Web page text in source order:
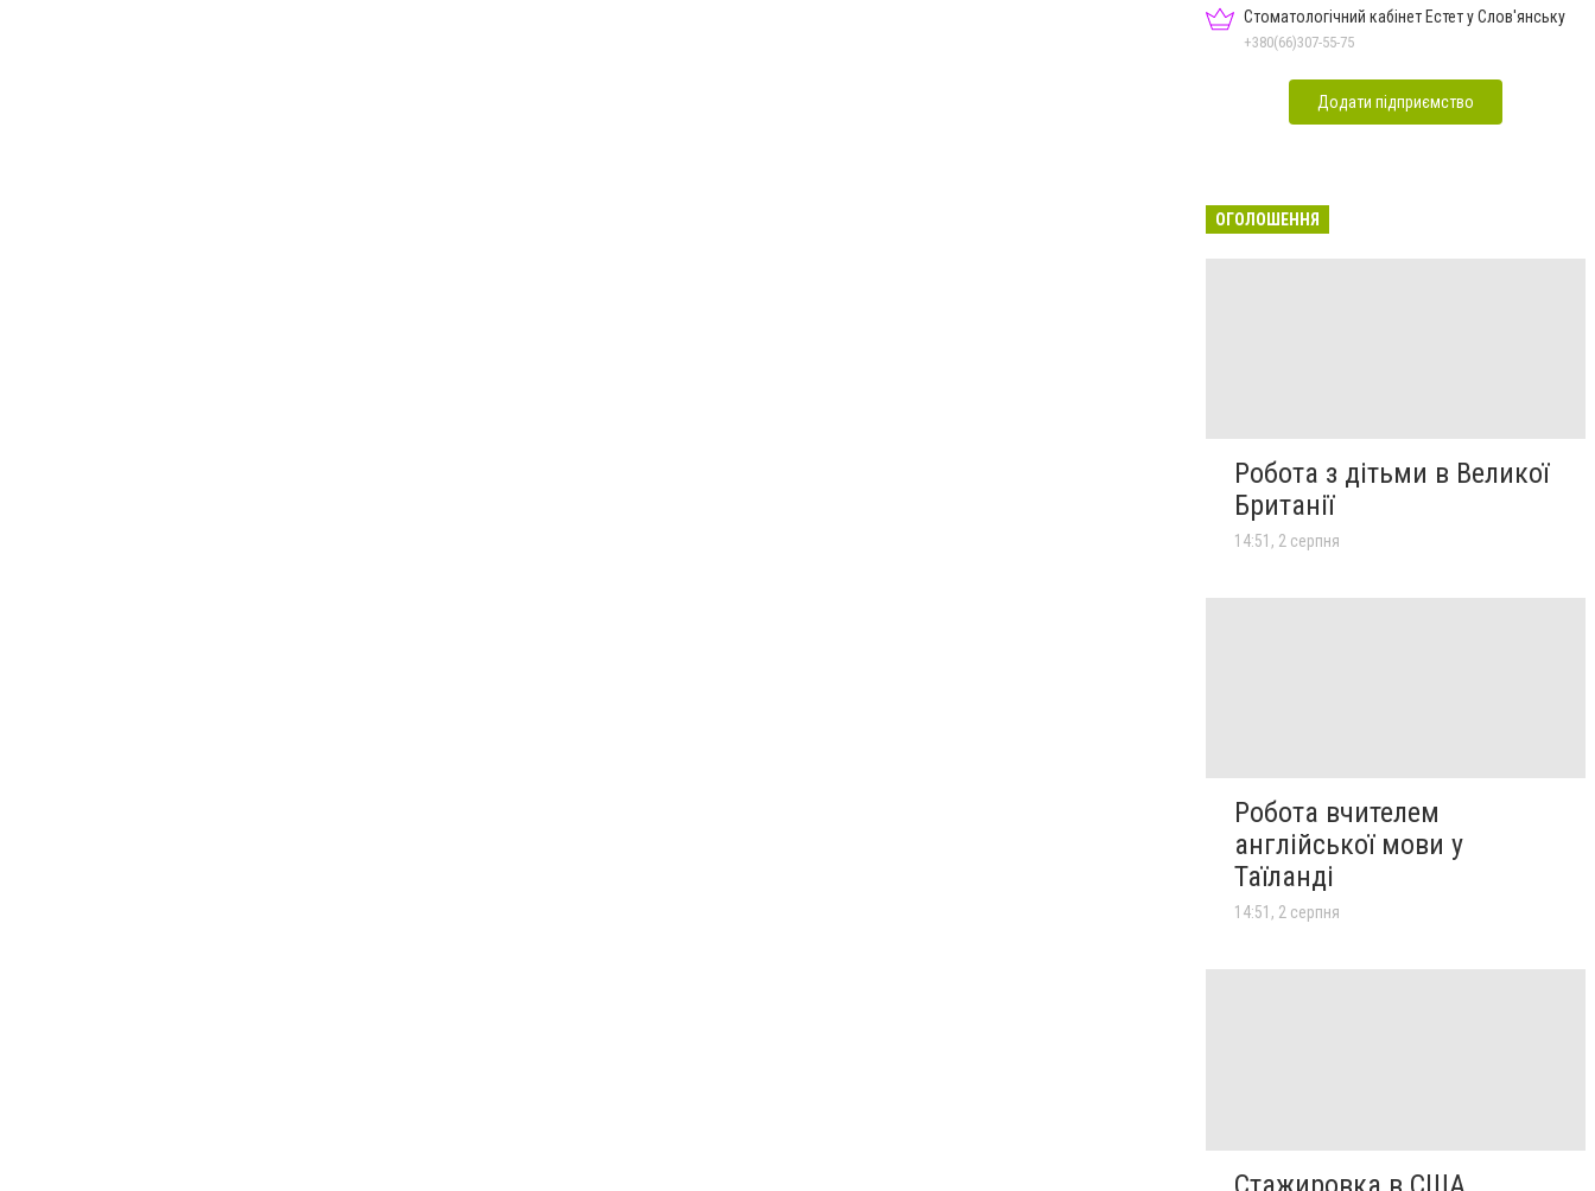
Стоматологічний кабінет Естет у Слов'янську
+380(66)307-55-75
Додати підприємство
ОГОЛОШЕННЯ
Робота з дітьми в Великої
Британії
14:51, 2 серпня
Робота вчителем
англійської мови у
Таїланді
14:51, 2 серпня